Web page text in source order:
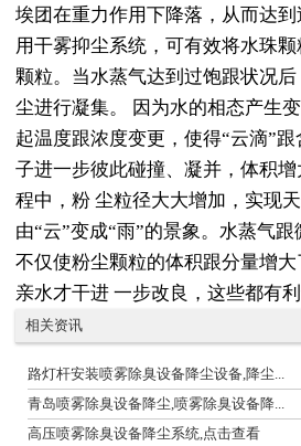
埃团在重力作用下降落，从而达
用干雾抑尘系统，可有效将水珠
颗粒。当水蒸气达到过饱跟状况
尘进行凝集。 因为水的相态产生
起温度跟浓度变更，使得“云滴”
子进一步彼此碰撞、凝并，体积
程中，粉 尘粒径大大增加，实现
由“云”变成“雨”的景象。水蒸气跟
不仅使粉尘颗粒的体积跟分量增
亲水才干进 一步改良，这些都有
相关资讯
路灯杆安装喷雾除臭设备降尘设备,降尘...
青岛喷雾除臭设备降尘,喷雾除臭设备降...
高压喷雾除臭设备降尘系统,点击查看